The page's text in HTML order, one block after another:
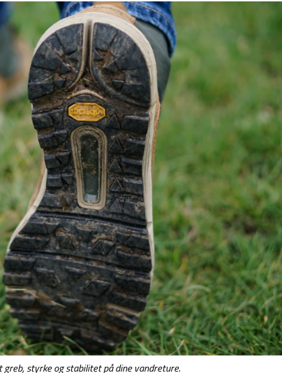
styrke og stabilitet på dine vandreture.